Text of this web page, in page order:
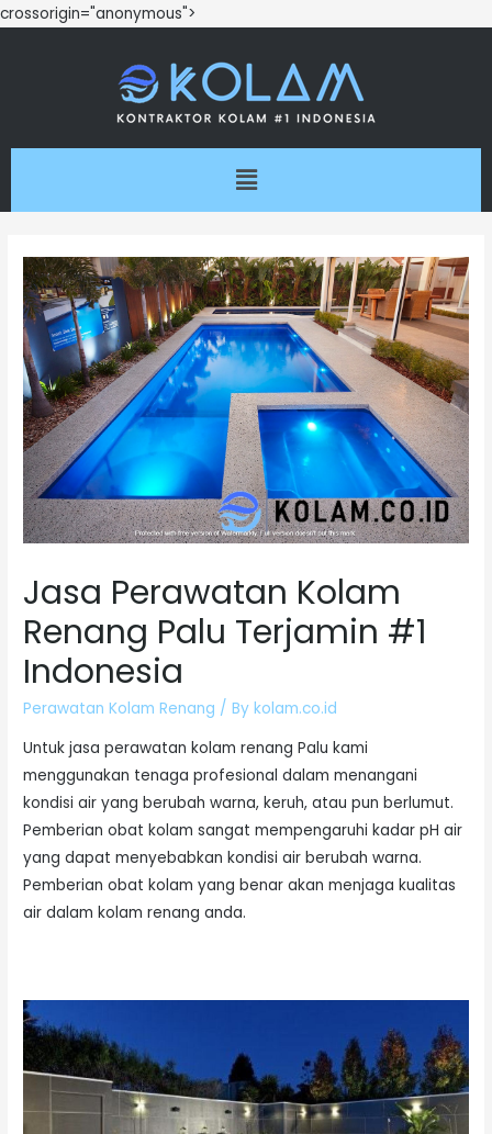
crossorigin="anonymous">
Jasa Perawatan Kolam
Renang Palu Terjamin #1
Indonesia
Perawatan Kolam Renang / Bykolam.co.id
Untuk jasa perawatan kolam renang Palu kami
menggunakan tenaga profesional dalam menangani
kondisi air yang berubah warna, keruh, atau pun berlumut.
Pemberian obat kolam sangat mempengaruhi kadar pH air
yang dapat menyebabkan kondisi air berubah warna.
Pemberian obat kolam yang benar akan menjaga kualitas
air dalam kolam renang anda.